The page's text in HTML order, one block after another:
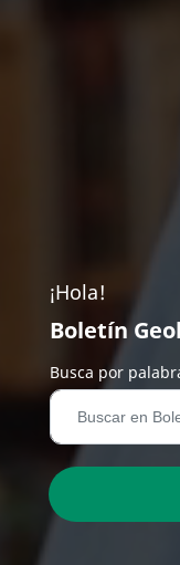
¡Hola!
Boletín
Busca por